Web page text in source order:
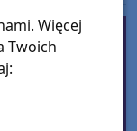
Więcej
Twoich